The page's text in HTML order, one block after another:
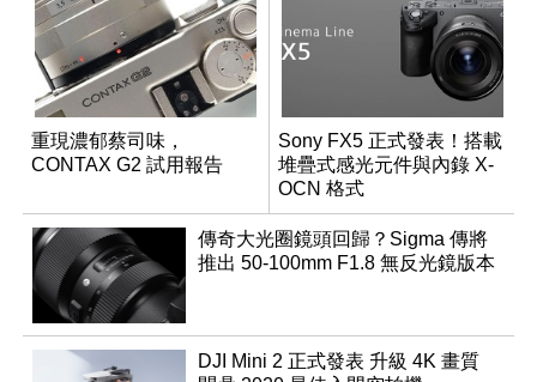
重現濃郁蔡司味，
CONTAX G2 試用報告
Sony FX5 正式發表！搭載
堆疊式感光元件與內錄 X-
OCN 格式
傳奇大光圈鏡頭回歸？Sigma 傳將
推出 50-100mm F1.8 無反光鏡版本
DJI Mini 2 正式發表 升級 4K 畫質